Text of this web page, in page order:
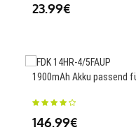
23.99€
1900mAh Akku passend
146.99€